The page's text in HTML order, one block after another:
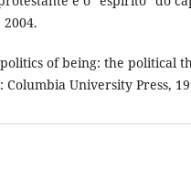
of being: the political
University Press,